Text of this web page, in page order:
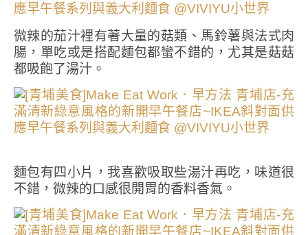
微辣的茄汁裡有著大量的菇類、馬鈴薯與法式肉
腸，單吃或是搭配麵包都蠻不錯的，尤其是菇菇
都吸飽了湯汁。
麵包有四小片，我喜歡吸取些湯汁再吃，味道很
不錯，微辣的口感很開胃的香料香氣。